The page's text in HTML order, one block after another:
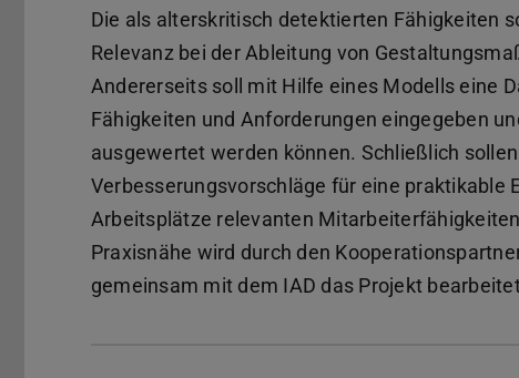
Die als alterskritisch detektierten Fähigkeiten
Relevanz bei der Ableitung von
Andererseits soll mit Hilfe eines Modells eine
Fähigkeiten und Anforderungen eingegeben
ausgewertet werden können. Schließlich
Verbesserungsvorschläge für eine praktikable
Arbeitsplätze relevanten
Praxisnähe wird durch den
gemeinsam mit dem IAD das Projekt